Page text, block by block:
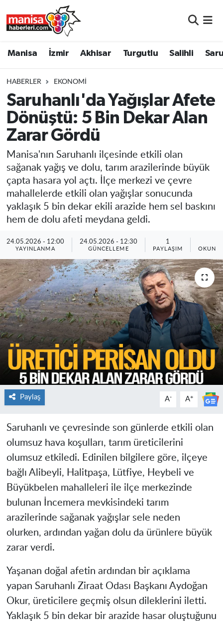
Manisa İzmir Akhisar Turgutlu Salihli
HABERLER EKONOMI
Saruhanlı'da Yağışlar Afete
Dönüştü: 5 Bin Dekar Alan
Zarar Gördü
Manisa'nın Saruhanlı ilçesinde etkili olan
sağanak yağış ve dolu, tarım arazilerinde büyük
çapta hasara yol açtı. İlçe merkezi ve çevre
mahallelerde etkili olan yağışlar sonucunda
yaklaşık 5 bin dekar ekili arazide hem sel baskını
hem de dolu afeti meydana geldi.
24.05.2026 - 12:00
YAYINLANMA
24.05.2026 - 12:30
GÜNCELLEME
1
PAYLAŞIM
Paylaş A- A+
Saruhanlı ve çevresinde son günlerde etkili olan
olumsuz hava koşulları, tarım üreticilerini
olumsuz etkiledi. Edinilen bilgilere göre, ilçeye
bağlı Alibeyli, Halitpaşa, Lütfiye, Heybeli ve
Büyükbelen mahalleleri ile ilçe merkezinde
bulunan İncemera mevkisindeki tarım
arazilerinde sağanak yağışlar sele neden
olurken, ardından yağan dolu da ürünlere büyük
zarar verdi.
Yaşanan doğal afetin ardından bir açıklama
yapan Saruhanlı Ziraat Odası Başkanı Aydoğan
Okur, üreticilere geçmiş olsun dileklerini iletti.
Yaklaşık 5 bin dekar bir arazide hasar oluştuğunu
Turgutlu
Salihli
Saruhanlı
Soma
Resmi İlanlar
Manisa Nöbetçi Eczaneler
Manisa Trafik Yoğunluk Haritası
Süper Lig Puan Durumu ve Fikstür
Tüm Manşetler
Son Dakika Haberleri
Haber Arşivi